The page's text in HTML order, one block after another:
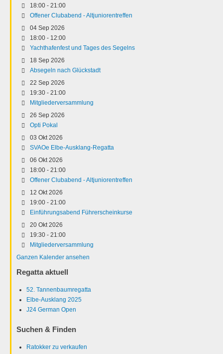
18:00 - 21:00
Offener Clubabend - Altjuniorentreffen
04 Sep 2026
18:00 - 12:00
Yachthafenfest und Tages des Segelns
18 Sep 2026
Absegeln nach Glückstadt
22 Sep 2026
19:30 - 21:00
Mitgliederversammlung
26 Sep 2026
Opti Pokal
03 Okt 2026
SVAOe Elbe-Ausklang-Regatta
06 Okt 2026
18:00 - 21:00
Offener Clubabend - Altjuniorentreffen
12 Okt 2026
19:00 - 21:00
Einführungsabend Führerscheinkurse
20 Okt 2026
19:30 - 21:00
Mitgliederversammlung
Ganzen Kalender ansehen
Regatta aktuell
52. Tannenbaumregatta
Elbe-Ausklang 2025
J24 German Open
Suchen & Finden
Ratokker zu verkaufen